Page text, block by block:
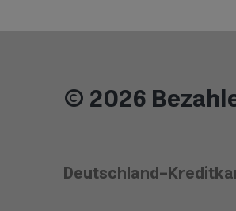
© 2026
Deutschland-